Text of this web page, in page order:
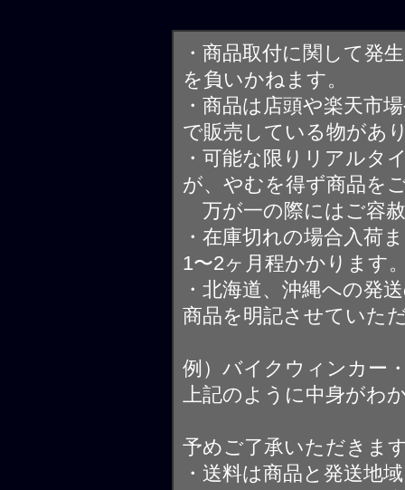
・商品取付に関して発
を負いかねます。
・商品は店頭や楽天市
で販売している物があ
・可能な限りリアルタ
が、やむを得ず商品を
万が一の際にはご容
・在庫切れの場合入荷
1〜2ヶ月程かかります
・北海道、沖縄への発
商品を明記させていた
例）バイクウィンカー
上記のように中身がわ
予めご了承いただきま
・送料は商品と発送地